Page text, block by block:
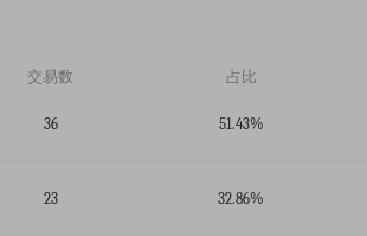
交易数 占比
36 51.43%
23 32.86%